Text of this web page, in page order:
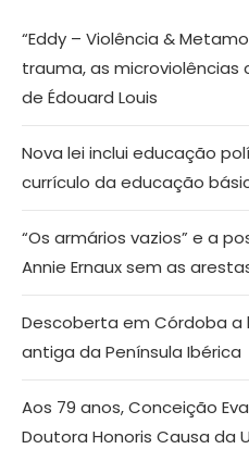
“Eddy – Violência &
trauma, as
de Édouard Louis
Nova lei inclui educação
currículo da educação
“Os armários vazios” e a
Annie Ernaux sem as
Descoberta em Córdoba
antiga da Península Ibérica
Aos 79 anos, Conceição
Doutora Honoris Causa da